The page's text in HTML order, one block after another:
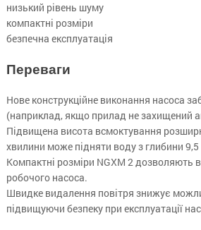
низький рівень шуму
компактні розміри
безпечна експлуатація
Переваги
Нове конструкційне виконання насоса
(наприклад, якщо прилад не захищений
Підвищена висота всмоктування
хвилини може підняти воду з глибини
Компактні розміри NGXM 2 дозволяють
робочого насоса.
Швидке видалення повітря знижує
підвищуючи безпеку при експлуатації